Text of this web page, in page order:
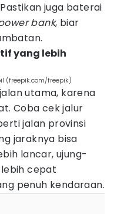
juga baterai
bank, biar
yang lebih
(freepik.com/freepik)
utama, karena
Coba cek jalur
jalan provinsi
jaraknya bisa
lancar, ujung-
cepat
penuh kendaraan.